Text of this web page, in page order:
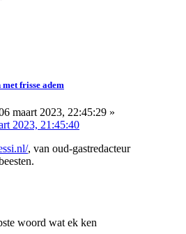
frisse adem
maart 2023, 22:45:29 »
2023, 21:45:40
, van oud-gastredacteur
woord wat ek ken